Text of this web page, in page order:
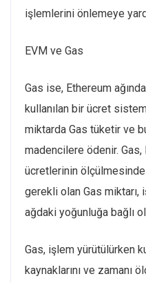
işlemlerini önlemeye
EVM ve Gas
Gas ise, Ethereum
kullanılan bir ücret
miktarda Gas tüketir ve
madencilere ödenir. Gas,
ücretlerinin
gerekli olan Gas miktarı,
ağdaki yoğunluğa bağlı
Gas, işlem yürütülürken
kaynaklarını ve zamanı